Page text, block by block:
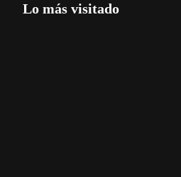
Lo más visitado